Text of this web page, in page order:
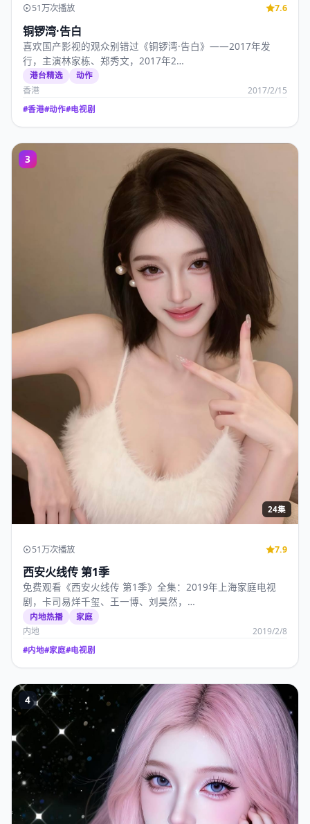
51万次播放 7.6
铜锣湾·告白
喜欢国产影视的观众别错过《铜锣湾·告白》——2017年发
行，主演林家栋、郑秀文，2017年2…
港台精选 动作
香港 2017/2/15
#香港#动作#电视剧
3
24集
51万次播放 7.9
西安火线传 第1季
免费观看《西安火线传 第1季》全集：2019年上海家庭电视
剧，卡司易烊千玺、王一博、刘昊然，…
内地热播 家庭
内地 2019/2/8
#内地#家庭#电视剧
4